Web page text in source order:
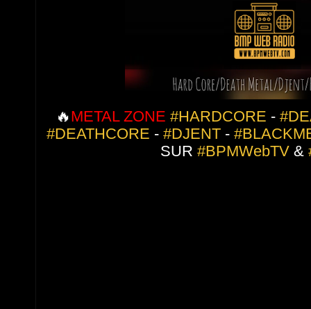
🔥METAL ZONE #HARDCORE -
#DEATHCORE - #DJENT -
SUR #BPMWebTV &